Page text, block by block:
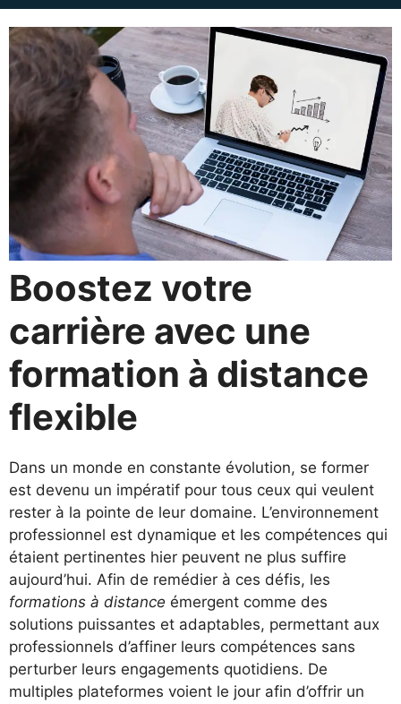
Boostez votre
carrière avec une
formation à distance
flexible
Dans un monde en constante évolution, se former
est devenu un impératif pour tous ceux qui veulent
rester à la pointe de leur domaine. L’environnement
professionnel est dynamique et les compétences qui
étaient pertinentes hier peuvent ne plus suffire
aujourd’hui. Afin de remédier à ces défis, les
formations à distance émergent comme des
solutions puissantes et adaptables, permettant aux
professionnels d’affiner leurs compétences sans
perturber leurs engagements quotidiens. De
multiples plateformes voient le jour afin d’offrir un